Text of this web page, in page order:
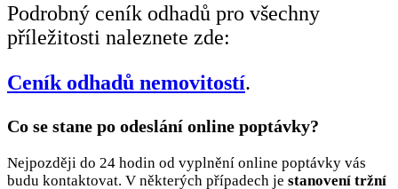
Podrobný ceník odhadů pro všechny
příležitosti naleznete zde:
Ceník odhadů nemovitostí.
Co se stane po odeslání online poptávky?
Nejpozději do 24 hodin od vyplnění online poptávky vás
budu kontaktovat. V některých případech je stanovení tržní